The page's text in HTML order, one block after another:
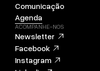
Comunicação
Agenda
ACOMPANHE-NOS
Newsletter
Facebook
Instagram